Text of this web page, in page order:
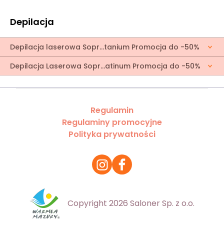
Depilacja
Depilacja laserowa Sopr...tanium Promocja do -50%
Depilacja Laserowa Sopr...atinum Promocja do -50%
Regulamin
Regulaminy promocyjne
Polityka prywatności
Copyright 2026 Saloner Sp. z o.o.